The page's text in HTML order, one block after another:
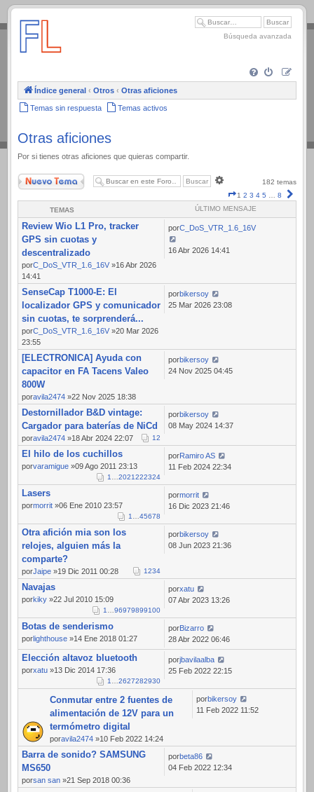
.
Búsqueda avanzada
Índice general ‹ Otros ‹ Otras aficiones
Temas sin respuesta Temas activos
Otras aficiones
Por si tienes otras aficiones que quieras compartir.
Nuevo Tema
avanzada
182 temas
Página
8
1 2 3 4 5 8
TEMAS ÚLTIMO MENSAJE
Review Wio L1 Pro, tracker
GPS sin cuotas y
descentralizado
porC_DoS_VTR_1.6_16V »16 Abr 2026
14:41
porC_DoS_VTR_1.6_16V
16 Abr 2026 14:41
SenseCap T1000-E: El
localizador GPS y comunicador
sin cuotas, te sorprenderá...
porC_DoS_VTR_1.6_16V »20 Mar 2026
23:55
porbikersoy
25 Mar 2026 23:08
[ELECTRONICA] Ayuda con
capacitor en FA Tacens Valeo
800W
poravila2474 »22 Nov 2025 18:38
porbikersoy
24 Nov 2025 04:45
Destornillador B&D vintage:
Cargador para baterías de NiCd
poravila2474 »18 Abr 2024 22:07 12
porbikersoy
08 May 2024 14:37
El hilo de los cuchillos
porvaramigue »09 Ago 2011 23:13
1 2021222324
porRamiro AS
11 Feb 2024 22:34
Lasers
pormorrit »06 Ene 2010 23:57
1 45678
pormorrit
16 Dic 2023 21:46
Otra afición mia son los
relojes, alguien más la
comparte?
porJaipe »19 Dic 2011 00:28 1234
porbikersoy
08 Jun 2023 21:36
Navajas
porkiky »22 Jul 2010 15:09
1 96979899100
porxatu
07 Abr 2023 13:26
Botas de senderismo
porlighthouse »14 Ene 2018 01:27
porBizarro
28 Abr 2022 06:46
Elección altavoz bluetooth
porxatu »13 Dic 2014 17:36
1 2627282930
porjbavilaalba
25 Feb 2022 22:15
Conmutar entre 2 fuentes de
alimentación de 12V para un
termómetro digital
poravila2474 »10 Feb 2022 14:24
porbikersoy
11 Feb 2022 11:52
Barra de sonido? SAMSUNG
MS650
porsan san »21 Sep 2018 00:36
porbeta86
04 Feb 2022 12:34